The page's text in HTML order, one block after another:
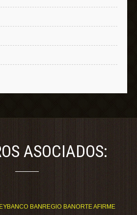
ASOCIADOS:
BANREGIO BANORTE AFIRME